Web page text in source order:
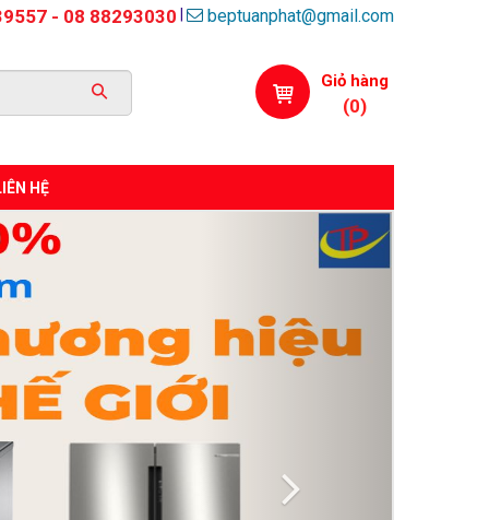
- 08 88293030 beptuanphat@gmail.com
Giỏ hàng
(0)
HỆ
Next